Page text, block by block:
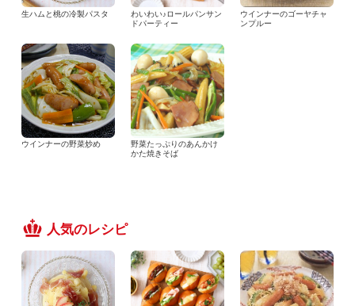
生ハムと桃の冷製パスタ
わいわい♪ロールパンサン
ドパーティー
ウインナーのゴーヤチャ
ンプルー
ウインナーの野菜炒め
野菜たっぷりのあんかけ
かた焼きそば
人気のレシピ